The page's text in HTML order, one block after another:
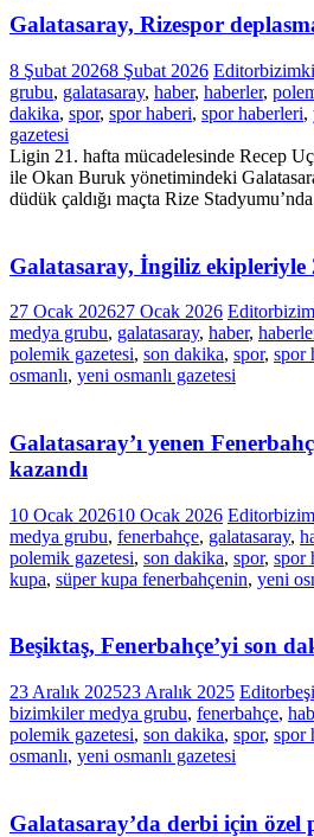
Galatasaray, Rizespor
8 Şubat 20268 Şubat 2026 Editor
grubu, galatasaray, haber, haberler,
dakika, spor, spor haberi, spor haberleri,
gazetesi
Ligin 21. hafta mücadelesinde Recep
ile Okan Buruk yönetimindeki
düdük çaldığı maçta Rize
Galatasaray, İngiliz ekipleriyle
27 Ocak 202627 Ocak 2026 Editor
medya grubu, galatasaray, haber,
polemik gazetesi, son dakika, spor, spor
osmanlı, yeni osmanlı gazetesi
Galatasaray’ı yenen
kazandı
10 Ocak 202610 Ocak 2026 Editor
medya grubu, fenerbahçe, galatasaray,
polemik gazetesi, son dakika, spor, spor
kupa, süper kupa fenerbahçenin, yeni
Beşiktaş, Fenerbahçe’yi son
23 Aralık 202523 Aralık 2025 Editor
bizimkiler medya grubu, fenerbahçe,
polemik gazetesi, son dakika, spor, spor
osmanlı, yeni osmanlı gazetesi
Galatasaray’da derbi için özel